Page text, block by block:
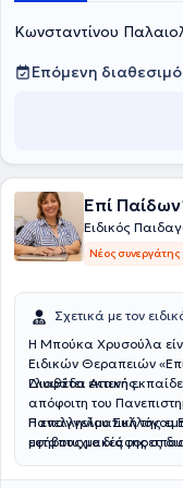
Κωνσταντίνου
Επόμενη
Επί
Ειδικός
Νέος συνεργάτης
Σχετικά με τον
Η Μπούκα Χρυσούλα είναι επιστημονικά υπεύθυνη του
Ειδικών Θεραπειών
Γλυφάδα Αττικής.
Διαθέτει εκτενή
απόφοιτη του
Πανελληνίου Συλλόγου
μεταπτυχιακές της
χορήγηση του ΕΔΑΛΦΑ
Η επαγγελματική της
εφήβους με διάφορες
«Προσωπικός Βοηθός